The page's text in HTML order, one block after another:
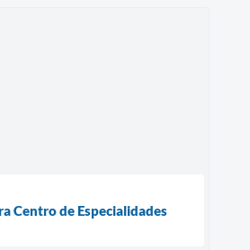
Centro de Especialidades